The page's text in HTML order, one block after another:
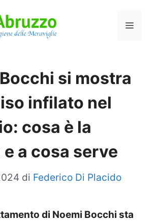
Menu
si mostra
infilato nel
cosa è la
a cosa serve
di Federico Di Placido
di Noemi Bocchi sta